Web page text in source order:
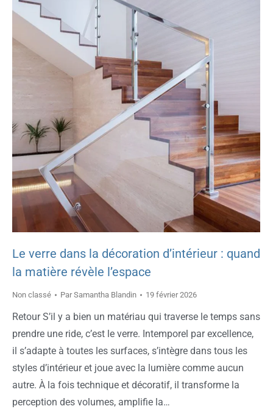
Le verre dans la décoration d’intérieur : quand
la matière révèle l’espace
Non classé ParSamantha Blandin 19 février 2026
Retour S’il y a bien un matériau qui traverse le temps sans
prendre une ride, c’est le verre. Intemporel par excellence,
il s’adapte à toutes les surfaces, s’intègre dans tous les
styles d’intérieur et joue avec la lumière comme aucun
autre. À la fois technique et décoratif, il transforme la
perception des volumes, amplifie la…